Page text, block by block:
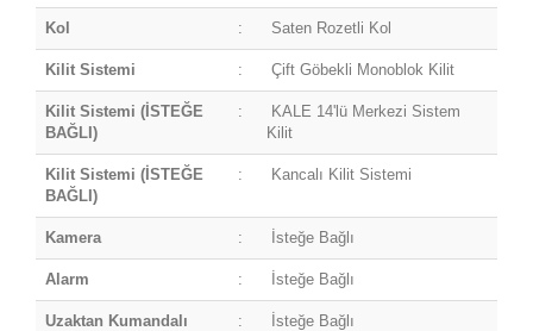
Kol : Saten Rozetli Kol
Kilit Sistemi : Çift Göbekli Monoblok Kilit
Kilit Sistemi (İSTEĞE
BAĞLI)
:
KALE 14'lü Merkezi Sistem
Kilit
Kilit Sistemi (İSTEĞE
BAĞLI)
: Kancalı Kilit Sistemi
Kamera : İsteğe Bağlı
Alarm : İsteğe Bağlı
Uzaktan Kumandalı
: İsteğe Bağlı